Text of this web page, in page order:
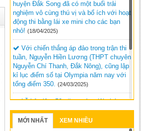
huyện Đắk Song đã có một buổi trải
nghiệm vô cùng thú vị và bổ ích với hoạt
động thi bằng lái xe mini cho các bạn
nhỏ! (18/04/2025)
Với chiến thắng áp đảo trong trận thi
tuần, Nguyễn Hiền Lương (THPT chuyên
Nguyễn Chí Thanh, Đắk Nông), cũng lập
kỉ lục điểm số tại Olympia năm nay với
tổng điểm 350. (24/03/2025)
Lễ kỷ niệm 50 năm ngày giải phóng
Đức Lập dự kiến sẽ diễn ra vào lúc 20h
ngày 9/3/2025 tại Quảng trường Đắk Mil.
MỚI NHẤT XEM NHIỀU